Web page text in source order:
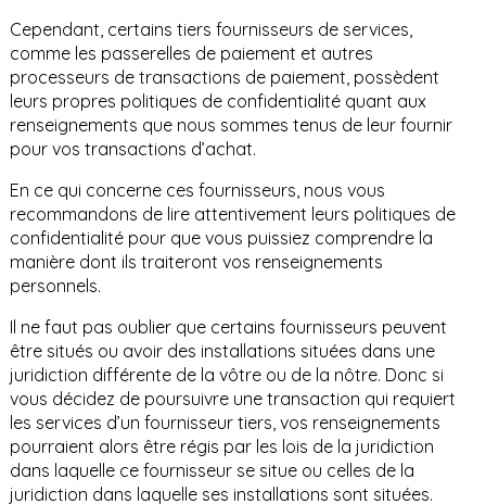
Cependant, certains tiers fournisseurs de services,
comme les passerelles de paiement et autres
processeurs de transactions de paiement, possèdent
leurs propres politiques de confidentialité quant aux
renseignements que nous sommes tenus de leur fournir
pour vos transactions d’achat.
En ce qui concerne ces fournisseurs, nous vous
recommandons de lire attentivement leurs politiques de
confidentialité pour que vous puissiez comprendre la
manière dont ils traiteront vos renseignements
personnels.
Il ne faut pas oublier que certains fournisseurs peuvent
être situés ou avoir des installations situées dans une
juridiction différente de la vôtre ou de la nôtre. Donc si
vous décidez de poursuivre une transaction qui requiert
les services d’un fournisseur tiers, vos renseignements
pourraient alors être régis par les lois de la juridiction
dans laquelle ce fournisseur se situe ou celles de la
juridiction dans laquelle ses installations sont situées.